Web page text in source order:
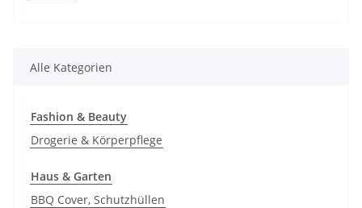
Alle Kategorien
Fashion & Beauty
Drogerie & Körperpflege
Haus & Garten
BBQ Cover, Schutzhüllen